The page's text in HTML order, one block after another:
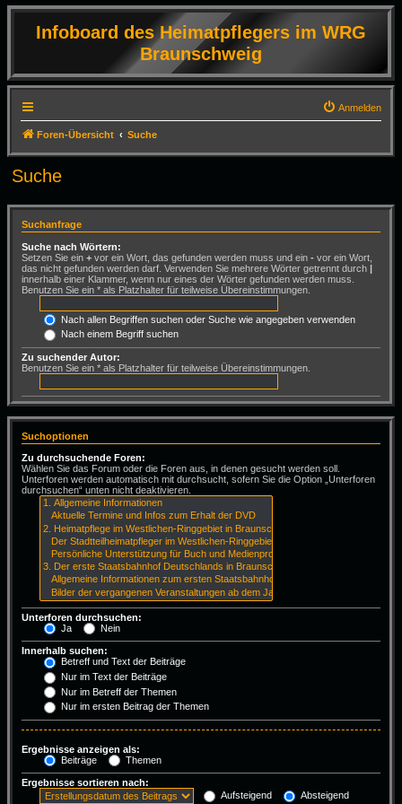
Infoboard des Heimatpflegers im WRG
Braunschweig
Anmelden
Foren-Übersicht Suche
Suche
Suchanfrage
Suche nach Wörtern:
Setzen Sie ein + vor ein Wort, das gefunden werden muss und ein - vor ein Wort,
das nicht gefunden werden darf. Verwenden Sie mehrere Wörter getrennt durch |
innerhalb einer Klammer, wenn nur eines der Wörter gefunden werden muss.
Benutzen Sie ein * als Platzhalter für teilweise Übereinstimmungen.
Nach allen Begriffen suchen oder Suche wie angegeben verwenden
Nach einem Begriff suchen
Zu suchender Autor:
Benutzen Sie ein * als Platzhalter für teilweise Übereinstimmungen.
Suchoptionen
Zu durchsuchende Foren:
Wählen Sie das Forum oder die Foren aus, in denen gesucht werden soll.
Unterforen werden automatisch mit durchsucht, sofern Sie die Option „Unterforen
durchsuchen“ unten nicht deaktivieren.
Unterforen durchsuchen:
Ja
Nein
Innerhalb suchen:
Betreff und Text der Beiträge
Nur im Text der Beiträge
Nur im Betreff der Themen
Nur im ersten Beitrag der Themen
Ergebnisse anzeigen als:
Beiträge
Themen
Ergebnisse sortieren nach:
Aufsteigend
Absteigend